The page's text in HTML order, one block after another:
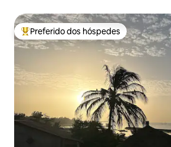
Entre os melhores preferidos dos
Preferido dos hóspedes